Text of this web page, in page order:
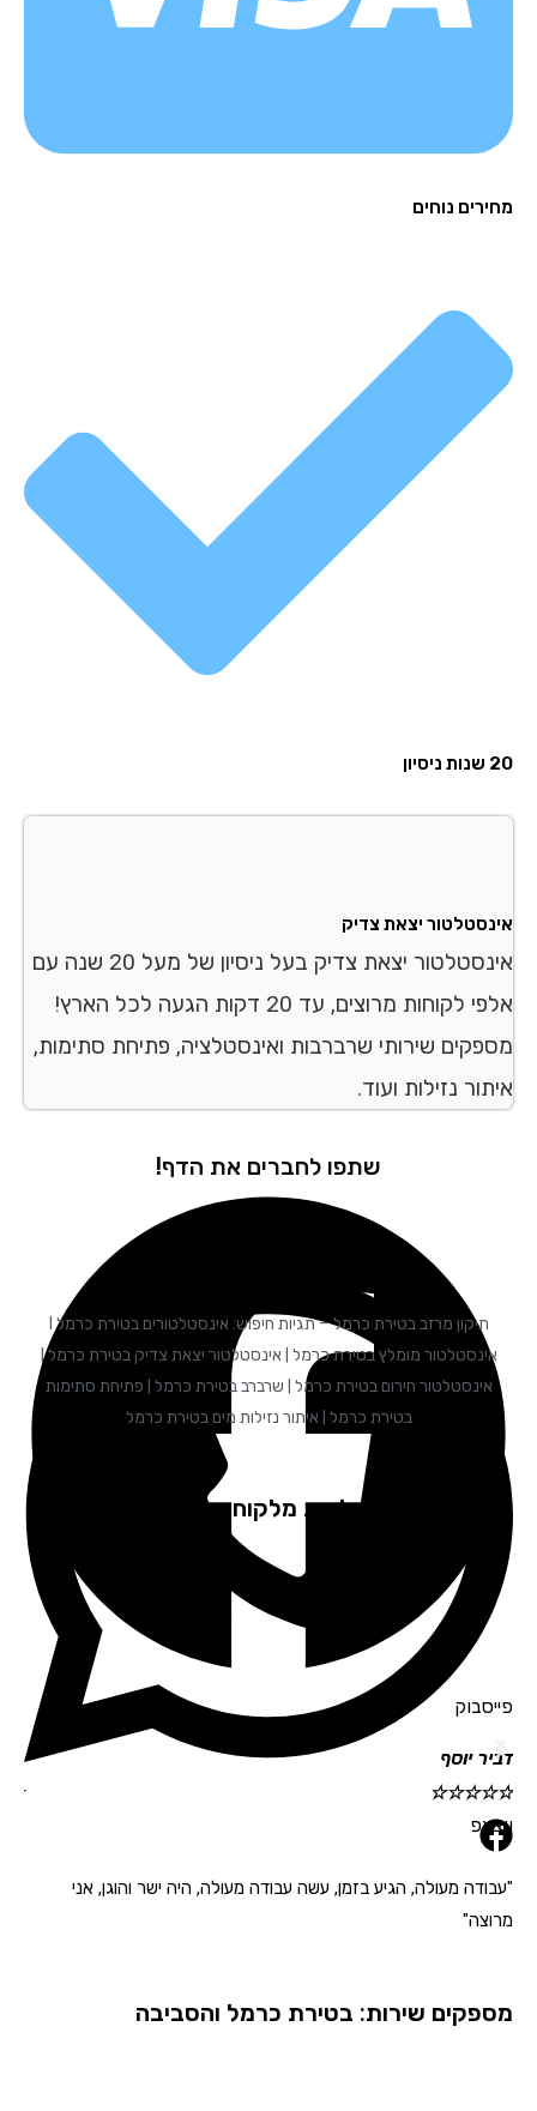
נוחים
יצאת צדיק
אינסטלטור יצאת צדיק בעל ניסיון של מעל 20 שנה עם
אלפי לקוחות מרוצים, עד 20 דקות הגעה לכל הארץ!
שירותי שרברבות ואינסטלציה, פתיחת סתימות,
נזילות ועוד.
שתפו לחברים את הדף!
תיקון מרזב בטירת כרמל – תגיות חיפוש: אינסטלטורים בטירת כרמל I
מומלץ בטירת כרמל | אינסטלטור יצאת צדיק בטירת כרמל |
אינסטלטור חירום בטירת כרמל | שרברב בטירת כרמל | פתיחת סתימות
בטירת כרמל | איתור נזילות מים בטירת כרמל
המלצות מלקוחות שלנו
יוסף
☆
☆
☆
מעולה, הגיע בזמן, עשה עבודה מעולה, היה ישר והוגן, אני
גלית
☆
שירות: בטירת כרמל והסביבה